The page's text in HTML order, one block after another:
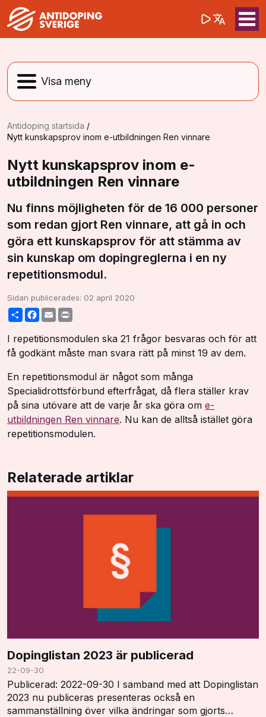
Sök på(opens in a
Antidoping startsida /
Nytt kunskapsprov inom e-utbildningen Ren vinnare
Nytt kunskapsprov inom e-
utbildningen Ren vinnare
Nu finns möjligheten för de 16 000 personer
som redan gjort Ren vinnare, att gå in och
göra ett kunskapsprov för att stämma av
sin kunskap om dopingreglerna i en ny
repetitionsmodul.
Sidan publicerades: 02 april 2020
ShareFacebook
Email
I repetitionsmodulen ska 21 frågor besvaras och för att
få godkänt måste man svara rätt på minst 19 av dem.
En repetitionsmodul är något som många
Specialidrottsförbund efterfrågat, då flera ställer krav
på sina utövare att de varje år ska göra om e-
utbildningen Ren vinnare. Nu kan de alltså istället göra
repetitionsmodulen.
Relaterade artiklar
Dopinglistan 2023 är publicerad
22-09-30
Publicerad: 2022-09-30 I samband med att Dopinglistan
2023 nu publiceras presenteras också en
sammanställning över vilka ändringar som gjorts